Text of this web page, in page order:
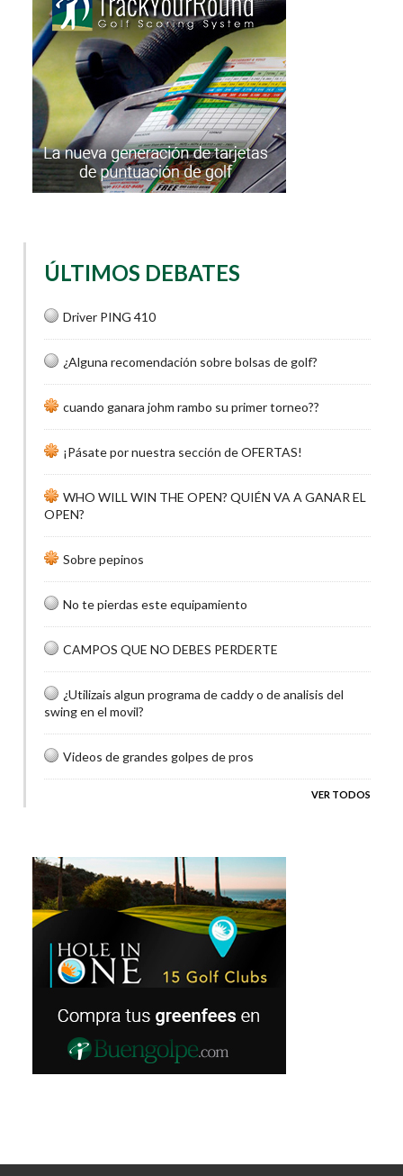
ÚLTIMOS DEBATES
Driver PING 410
¿Alguna recomendación sobre bolsas de golf?
cuando ganara johm rambo su primer torneo??
¡Pásate por nuestra sección de OFERTAS!
WHO WILL WIN THE OPEN? QUIÉN VA A GANAR EL
OPEN?
Sobre pepinos
No te pierdas este equipamiento
CAMPOS QUE NO DEBES PERDERTE
¿Utilizais algun programa de caddy o de analisis del
swing en el movil?
Videos de grandes golpes de pros
VER TODOS